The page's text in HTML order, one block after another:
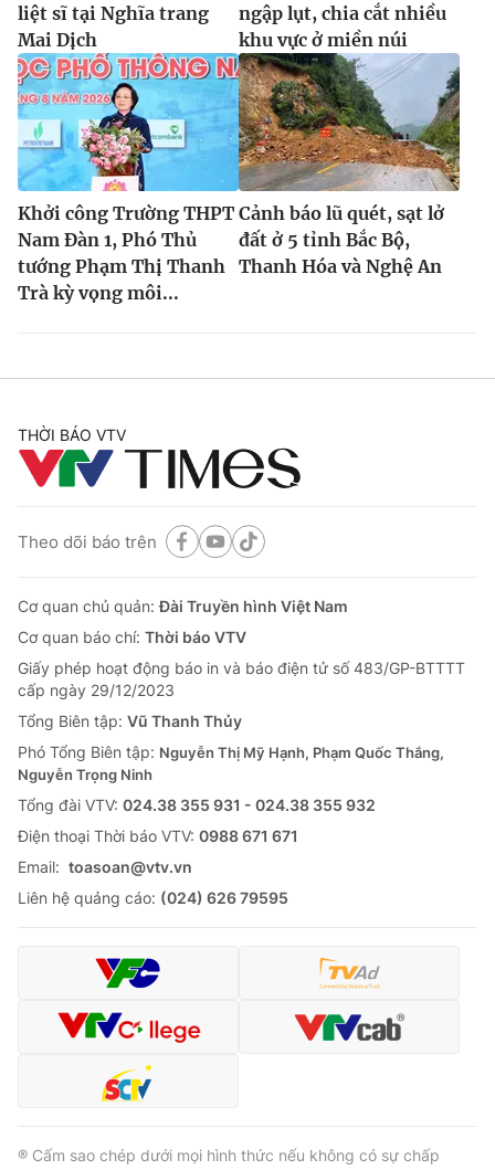
liệt sĩ tại Nghĩa trang
Mai Dịch
ngập lụt, chia cắt nhiều
khu vực ở miền núi
Khởi công Trường THPT
Nam Đàn 1, Phó Thủ
tướng Phạm Thị Thanh
Trà kỳ vọng môi...
Cảnh báo lũ quét, sạt lở
đất ở 5 tỉnh Bắc Bộ,
Thanh Hóa và Nghệ An
THỜI BÁO VTV
Theo dõi báo trên
Cơ quan chủ quản:Đài Truyền hình Việt Nam
Cơ quan báo chí: Thời báo VTV
Giấy phép hoạt động báo in và báo điện tử số 483/GP-BTTTT
cấp ngày 29/12/2023
Tổng Biên tập: Vũ Thanh Thủy
Phó Tổng Biên tập: Nguyễn Thị Mỹ Hạnh, Phạm Quốc Thắng,
Nguyễn Trọng Ninh
Tổng đài VTV: 024.38 355 931 - 024.38 355 932
Ðiện thoại Thời báo VTV: 0988 671 671
Email: toasoan@vtv.vn
Liên hệ quảng cáo: (024) 626 79595
® Cấm sao chép dưới mọi hình thức nếu không có sự chấp